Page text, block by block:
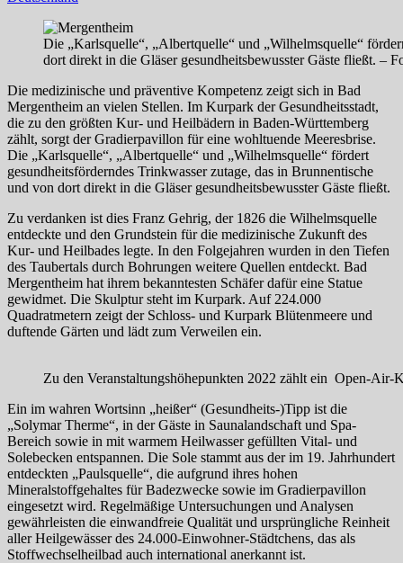
Die „Karlsquelle“, „Albertquelle“ und „Wilhelmsquelle“
dort direkt in die Gläser gesundheitsbewusster Gäste fließt. –
Die medizinische und präventive Kompetenz zeigt sich in Bad
Mergentheim an vielen Stellen. Im Kurpark der Gesundheitsstadt,
die zu den größten Kur- und Heilbädern in Baden-Württemberg
zählt, sorgt der Gradierpavillon für eine wohltuende Meeresbrise.
Die „Karlsquelle“, „Albertquelle“ und „Wilhelmsquelle“ fördert
gesundheitsförderndes Trinkwasser zutage, das in Brunnentische
und von dort direkt in die Gläser gesundheitsbewusster Gäste fließt.
Zu verdanken ist dies Franz Gehrig, der 1826 die Wilhelmsquelle
entdeckte und den Grundstein für die medizinische Zukunft des
Kur- und Heilbades legte. In den Folgejahren wurden in den Tiefen
des Taubertals durch Bohrungen weitere Quellen entdeckt. Bad
Mergentheim hat ihrem bekanntesten Schäfer dafür eine Statue
gewidmet. Die Skulptur steht im Kurpark. Auf 224.000
Quadratmetern zeigt der Schloss- und Kurpark Blütenmeere und
duftende Gärten und lädt zum Verweilen ein.
Zu den Veranstaltungshöhepunkten 2022 zählt ein Open-Air-
Ein im wahren Wortsinn „heißer“ (Gesundheits-)Tipp ist die
„Solymar Therme“, in der Gäste in Saunalandschaft und Spa-
Bereich sowie in mit warmem Heilwasser gefüllten Vital- und
Solebecken entspannen. Die Sole stammt aus der im 19. Jahrhundert
entdeckten „Paulsquelle“, die aufgrund ihres hohen
Mineralstoffgehaltes für Badezwecke sowie im Gradierpavillon
eingesetzt wird. Regelmäßige Untersuchungen und Analysen
gewährleisten die einwandfreie Qualität und ursprüngliche Reinheit
aller Heilgewässer des 24.000-Einwohner-Städtchens, das als
Stoffwechselheilbad auch international anerkannt ist.